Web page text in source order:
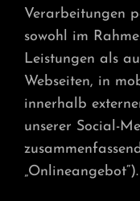
Verarbeitungen
sowohl im
Leistungen als
Webseiten, in
innerhalb
unserer Social-
„Onlineangebot“).